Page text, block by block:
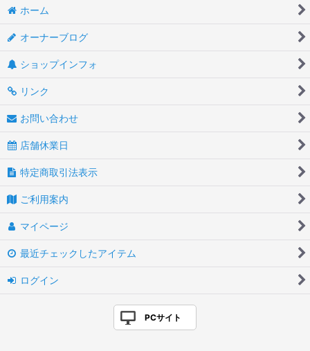
ホーム
オーナーブログ
ショップインフォ
リンク
お問い合わせ
店舗休業日
特定商取引法表示
ご利用案内
マイページ
最近チェックしたアイテム
ログイン
PCサイト